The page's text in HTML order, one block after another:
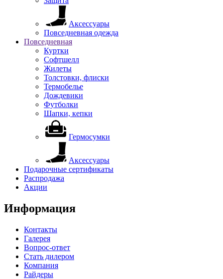
Аксессуары
Повседневная одежда
Повседневная
Куртки
Софтшелл
Жилеты
Толстовки, флиски
Термобелье
Дождевики
Футболки
Шапки, кепки
Гермосумки
Аксессуары
Подарочные сертификаты
Распродажа
Акции
Информация
Контакты
Галерея
Вопрос-ответ
Стать дилером
Компания
Райдеры